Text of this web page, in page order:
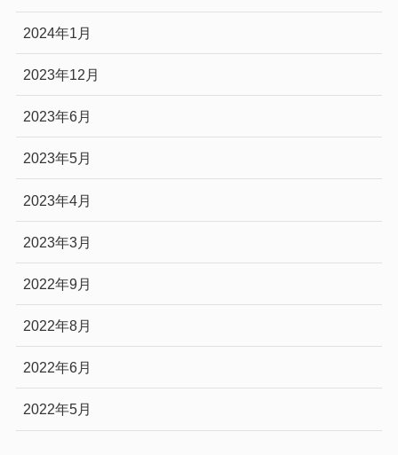
2024年1月
2023年12月
2023年6月
2023年5月
2023年4月
2023年3月
2022年9月
2022年8月
2022年6月
2022年5月